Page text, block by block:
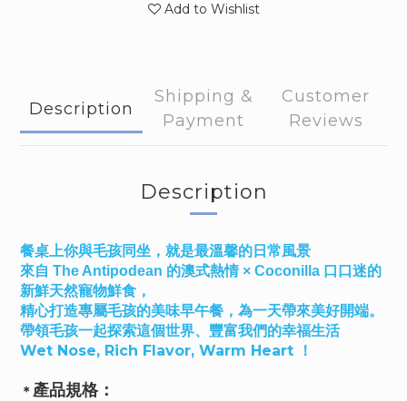
Add to Wishlist
Description
Shipping &
Payment
Customer
Reviews
Description
餐桌上你與毛孩同坐，就是最溫馨的日常風景
來自 The Antipodean 的澳式熱情 × Coconilla 口口迷的
新鮮天然寵物鮮食，
精心打造專屬毛孩的美味早午餐，為一天帶來美好開端。
帶領毛孩一起探索這個世界、豐富我們的幸福生活
Wet Nose, Rich Flavor, Warm Heart ！
＊ 產品規格：